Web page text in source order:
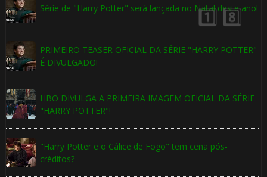
Série de "Harry Potter" será lançada no Natal deste ano!
PRIMEIRO TEASER OFICIAL DA SÉRIE "HARRY POTTER"
É DIVULGADO!
HBO DIVULGA A PRIMEIRA IMAGEM OFICIAL DA SÉRIE
"HARRY POTTER"!
"Harry Potter e o Cálice de Fogo" tem cena pós-
créditos?
🎈
1️⃣ 8️⃣